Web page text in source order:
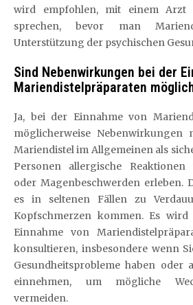
wird empfohlen, mit einem Arzt
sprechen, bevor man
Unterstützung der psychischen
Sind Nebenwirkungen bei der
Mariendistelpräparaten
Ja, bei der Einnahme von
möglicherweise Nebenwirkungen
Mariendistel im Allgemeinen als
Personen allergische Reaktionen
oder Magenbeschwerden erleben.
es in seltenen Fällen zu
Kopfschmerzen kommen. Es
Einnahme von
konsultieren, insbesondere wenn
Gesundheitsprobleme haben oder
einnehmen, um mögliche
vermeiden.